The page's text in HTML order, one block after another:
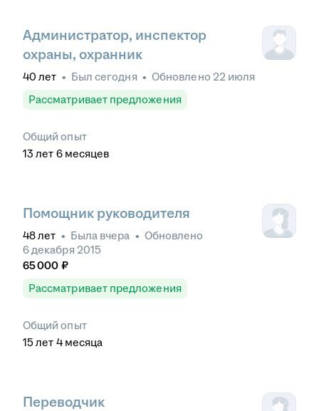
Администратор, инспектор
охраны, охранник
40 лет • Был сегодня • Обновлено 22 июля
Рассматривает предложения
Общий опыт
13 лет 6 месяцев
Помощник руководителя
48лет • Была вчера • Обновлено
6 декабря 2015
65 000 ₽
Рассматривает предложения
Общий опыт
15 лет 4 месяца
Переводчик